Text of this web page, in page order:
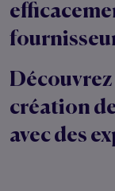
Découvrez
création
avec des